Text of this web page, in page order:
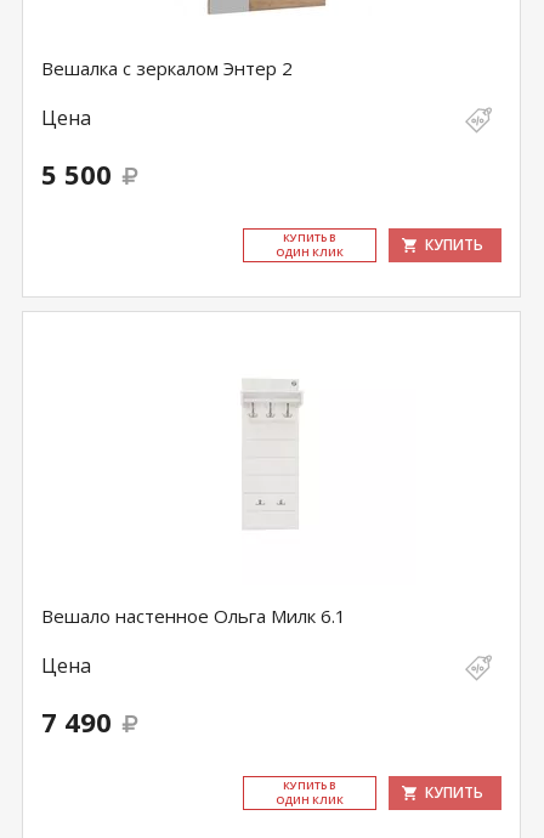
Вешалка с зеркалом Энтер 2
Цена
5 500
КУ­ПИТЬ В
ОДИН КЛИК
КУПИТЬ
Вешало настенное Ольга Милк 6.1
Цена
7 490
КУ­ПИТЬ В
ОДИН КЛИК
КУПИТЬ